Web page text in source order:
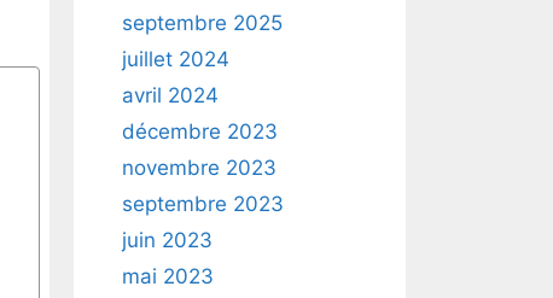
septembre 2025
juillet 2024
avril 2024
décembre 2023
novembre 2023
septembre 2023
juin 2023
mai 2023